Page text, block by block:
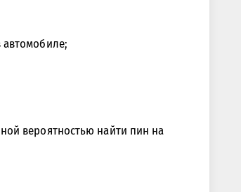
автомобиле;
вероятностью найти пин на